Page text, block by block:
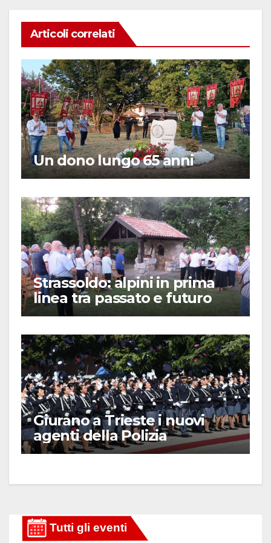
Articoli correlati
Un dono lungo 65 anni
Strassoldo: alpini in prima
linea tra passato e futuro
Giurano a Trieste i nuovi
agenti della Polizia